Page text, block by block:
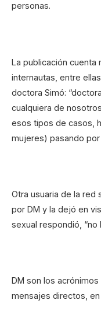
personas.
La publicación cuenta
internautas, entre
doctora Simó:
cualquiera de
esos tipos de casos,
mujeres) pasando por
Otra usuaria de la red
por DM y la dejó en
sexual respondió, “no
DM son los
mensajes directos, en